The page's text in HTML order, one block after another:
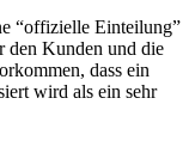
“offizielle Einteilung”
den Kunden und die
dass ein
wird als ein sehr